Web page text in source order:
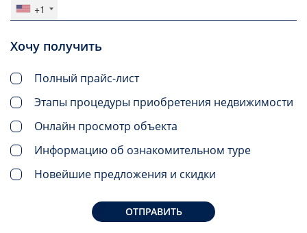
+1
Хочу получить
Полный прайс-лист
Этапы процедуры приобретения недвижимости
Онлайн просмотр объекта
Информацию об ознакомительном туре
Новейшие предложения и скидки
ОТПРАВИТЬ